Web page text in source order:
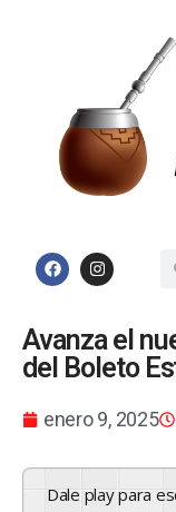
Avanza el
del Boleto
enero 9, 2025
Dale play para